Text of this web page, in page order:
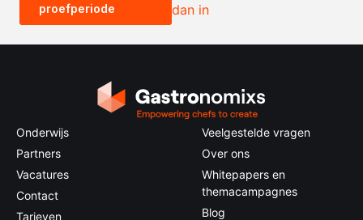
0.5x 1x 2x
proefperiode
dan in
Onderwijs
Partners
Vacatures
Contact
Tarieven
Veelgestelde vragen
Over ons
Whitepapers en
themacampagnes
Blog